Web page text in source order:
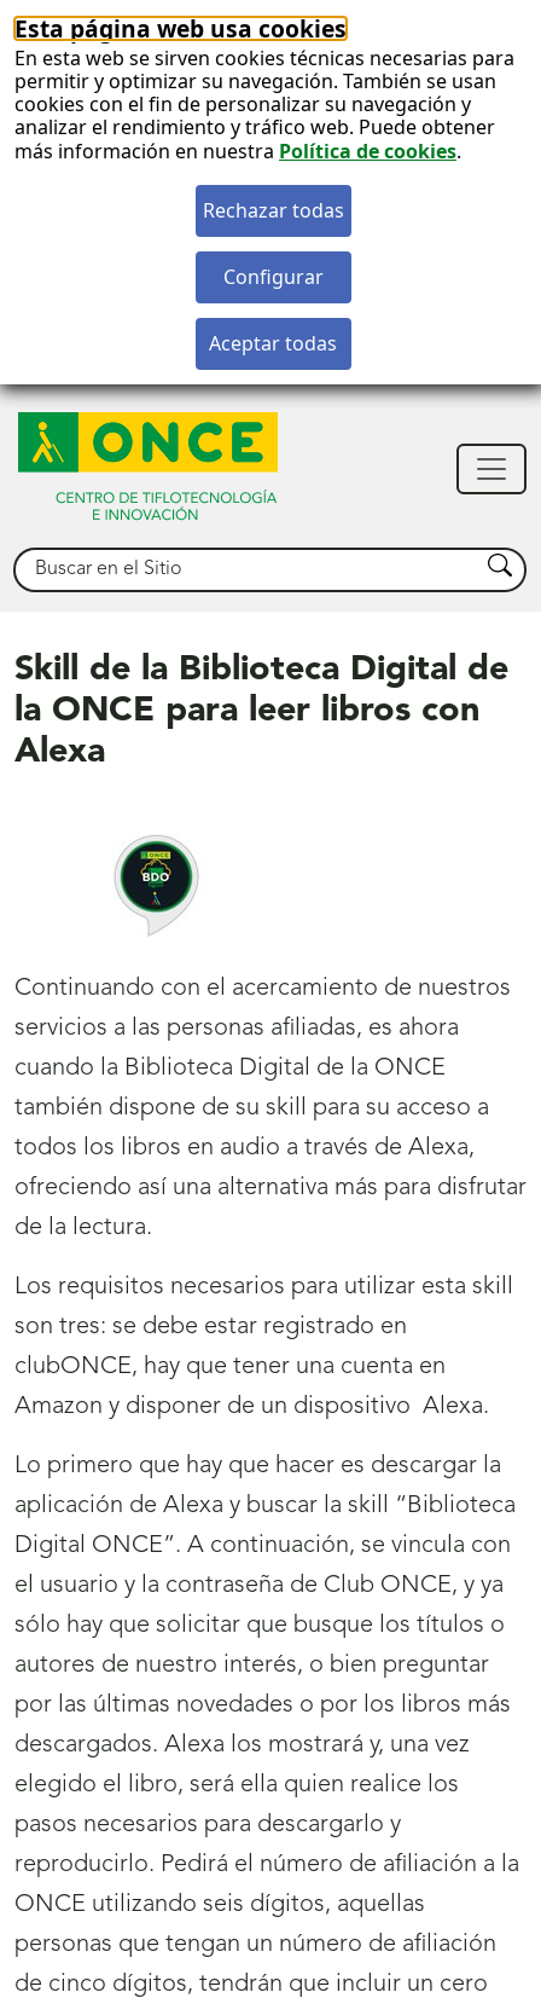
Esta página web usa cookies
En esta web se sirven cookies técnicas necesarias para
permitir y optimizar su navegación. También se usan
cookies con el fin de personalizar su navegación y
analizar el rendimiento y tráfico web. Puede obtener
más información en nuestra Política de cookies.
Buscar Buscar
Skill de la Biblioteca Digital de
la ONCE para leer libros con
Alexa
Continuando con el acercamiento de nuestros
servicios a las personas afiliadas, es ahora
cuando la Biblioteca Digital de la ONCE
también dispone de su skill para su acceso a
todos los libros en audio a través de Alexa,
ofreciendo así una alternativa más para disfrutar
de la lectura.
Los requisitos necesarios para utilizar esta skill
son tres: se debe estar registrado en
clubONCE, hay que tener una cuenta en
Amazon y disponer de un dispositivo Alexa.
Lo primero que hay que hacer es descargar la
aplicación de Alexa y buscar la skill “Biblioteca
Digital ONCE”. A continuación, se vincula con
el usuario y la contraseña de Club ONCE, y ya
sólo hay que solicitar que busque los títulos o
autores de nuestro interés, o bien preguntar
por las últimas novedades o por los libros más
descargados. Alexa los mostrará y, una vez
elegido el libro, será ella quien realice los
pasos necesarios para descargarlo y
reproducirlo. Pedirá el número de afiliación a la
ONCE utilizando seis dígitos, aquellas
personas que tengan un número de afiliación
de cinco dígitos, tendrán que incluir un cero